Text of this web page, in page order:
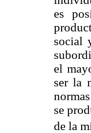
es
social
el
ser la
se
de la